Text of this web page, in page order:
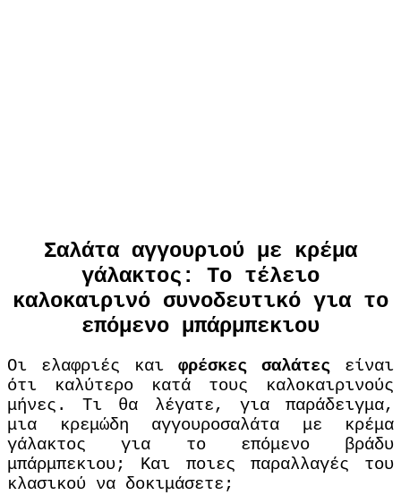
Σαλάτα αγγουριού με κρέμα
γάλακτος: Το τέλειο
καλοκαιρινό συνοδευτικό για το
επόμενο μπάρμπεκιου
Οι ελαφριές και φρέσκες σαλάτες είναι
ότι καλύτερο κατά τους καλοκαιρινούς
μήνες. Τι θα λέγατε, για παράδειγμα,
μια κρεμώδη αγγουροσαλάτα με κρέμα
γάλακτος για το επόμενο βράδυ
μπάρμπεκιου; Και ποιες παραλλαγές του
κλασικού να δοκιμάσετε;